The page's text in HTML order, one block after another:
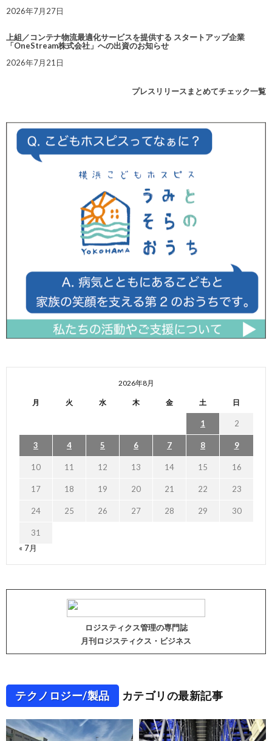
2026年7月27日
上組／コンテナ物流最適化サービスを提供する スタートアップ企業
「OneStream株式会社」への出資のお知らせ
2026年7月21日
プレスリリースまとめてチェック一覧
2026年8月
月 火 水 木 金 土 日
1 2
3 4 5 6 7 8 9
10 11 12 13 14 15 16
17 18 19 20 21 22 23
24 25 26 27 28 29 30
31
« 7月
ロジスティクス管理の専門誌
月刊ロジスティクス・ビジネス
テクノロジー/製品 カテゴリの最新記事